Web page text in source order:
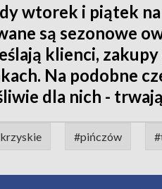
wtorek i piątek
są sezonowe
klienci,
Na podobne
dla nich -
#pińczów